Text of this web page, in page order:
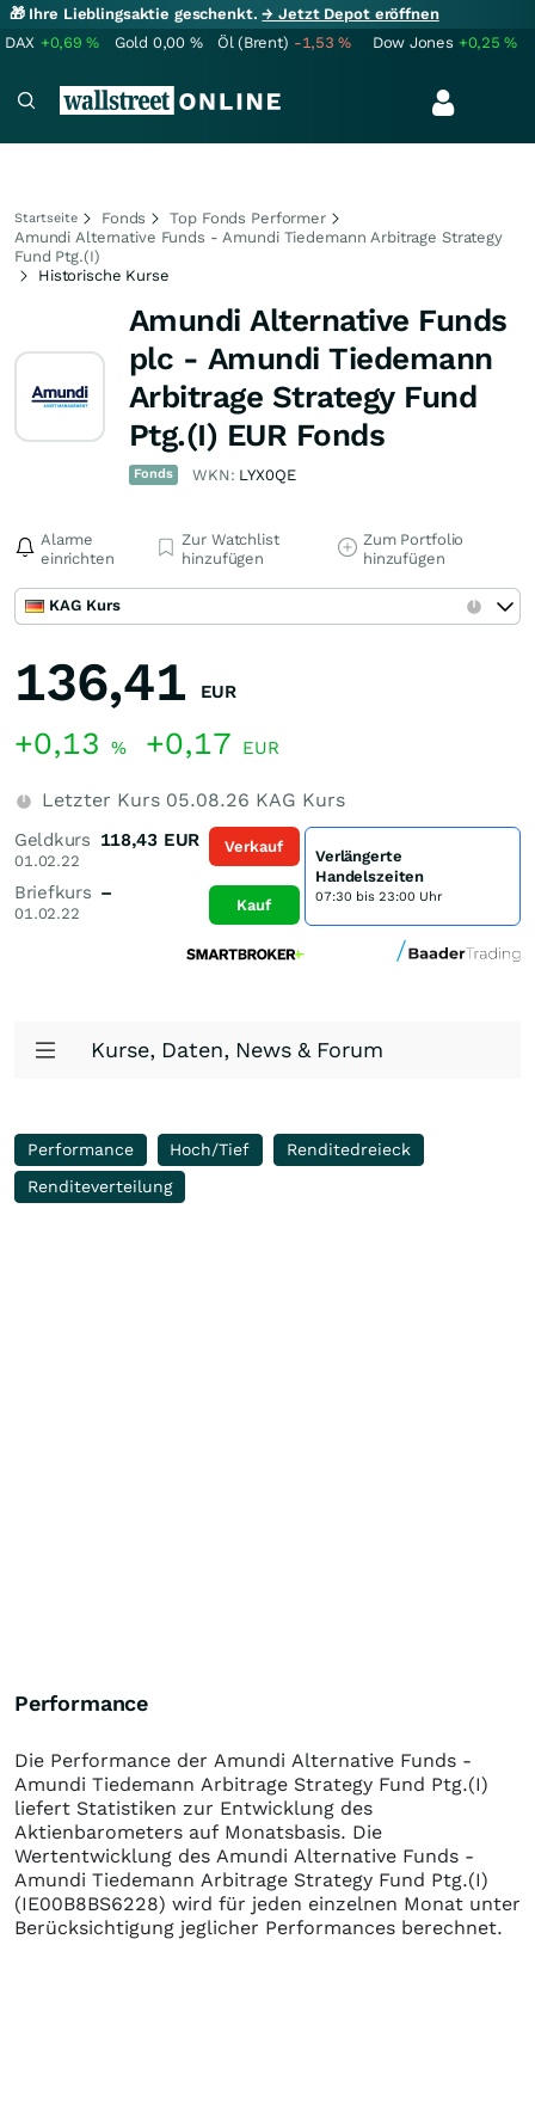
🎁 Ihre Lieblingsaktie geschenkt.→ Jetzt Depot eröffnen
DAX +0,69% Gold 0,00 % Öl (Brent) -1,53% Dow Jones +0,25%
Startseite Fonds
Top Fonds Performer
Amundi Alternative Funds - Amundi Tiedemann Arbitrage Strategy
Fund Ptg.(I)
Historische Kurse
Amundi Alternative Funds
plc - Amundi Tiedemann
Arbitrage Strategy Fund
Ptg.(I) EUR Fonds
Fonds WKN: LYX0QE
Alarme
einrichten
Zur Watchlist
hinzufügen
Zum Portfolio
hinzufügen
KAG Kurs
136,41 EUR
+0,13 % +0,17 EUR
Letzter Kurs 05.08.26 KAG Kurs
Geldkurs
01.02.22
118,43 EUR
Briefkurs
01.02.22
–
Verkauf
Kauf
Verlängerte
Handelszeiten
07:30 bis 23:00 Uhr
Kurse, Daten, News & Forum
Performance Hoch/Tief
Renditedreieck
Renditeverteilung
Performance
Die Performance der Amundi Alternative Funds -
Amundi Tiedemann Arbitrage Strategy Fund Ptg.(I)
liefert Statistiken zur Entwicklung des
Aktienbarometers auf Monatsbasis. Die
Wertentwicklung des Amundi Alternative Funds -
Amundi Tiedemann Arbitrage Strategy Fund Ptg.(I)
(IE00B8BS6228) wird für jeden einzelnen Monat unter
Berücksichtigung jeglicher Performances berechnet.